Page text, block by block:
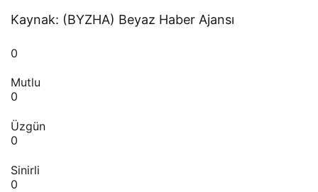
Kaynak: (BYZHA) Beyaz Haber Ajansı
0
Mutlu
0
Üzgün
0
Sinirli
0